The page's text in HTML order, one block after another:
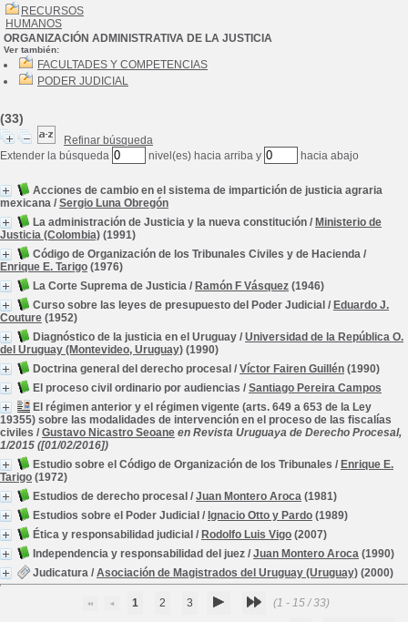
RECURSOS
HUMANOS
ORGANIZACIÓN ADMINISTRATIVA DE LA JUSTICIA
Ver también:
FACULTADES Y COMPETENCIAS
PODER JUDICIAL
(33)
Refinar búsqueda
Extender la búsqueda
nivel(es) hacia arriba y hacia abajo
Acciones de cambio en el sistema de impartición de justicia agraria
mexicana / Sergio Luna Obregón
La administración de Justicia y la nueva constitución / Ministerio de
Justicia (Colombia) (1991)
Código de Organización de los Tribunales Civiles y de Hacienda /
Enrique E. Tarigo (1976)
La Corte Suprema de Justicia / Ramón F Vásquez (1946)
Curso sobre las leyes de presupuesto del Poder Judicial / Eduardo J.
Couture (1952)
Diagnóstico de la justicia en el Uruguay / Universidad de la República O.
del Uruguay (Montevideo, Uruguay) (1990)
Doctrina general del derecho procesal / Víctor Fairen Guillén (1990)
El proceso civil ordinario por audiencias / Santiago Pereira Campos
El régimen anterior y el régimen vigente (arts. 649 a 653 de la Ley
19355) sobre las modalidades de intervención en el proceso de las fiscalías
civiles / Gustavo Nicastro Seoane en Revista Uruguaya de Derecho Procesal,
1/2015 ([01/02/2016])
Estudio sobre el Código de Organización de los Tribunales / Enrique E.
Tarigo (1972)
Estudios de derecho procesal / Juan Montero Aroca (1981)
Estudios sobre el Poder Judicial / Ignacio Otto y Pardo (1989)
Ética y responsabilidad judicial / Rodolfo Luis Vigo (2007)
Independencia y responsabilidad del juez / Juan Montero Aroca (1990)
Judicatura / Asociación de Magistrados del Uruguay (Uruguay) (2000)
1 2 3 (1 - 15 / 33)